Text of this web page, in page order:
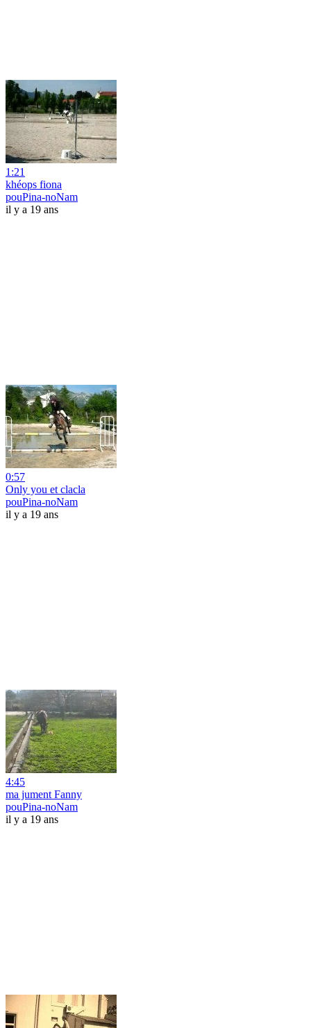
1:21
khéops fiona
pouPina-noNam
il y a 19 ans
0:57
Only you et clacla
pouPina-noNam
il y a 19 ans
4:45
ma jument Fanny
pouPina-noNam
il y a 19 ans